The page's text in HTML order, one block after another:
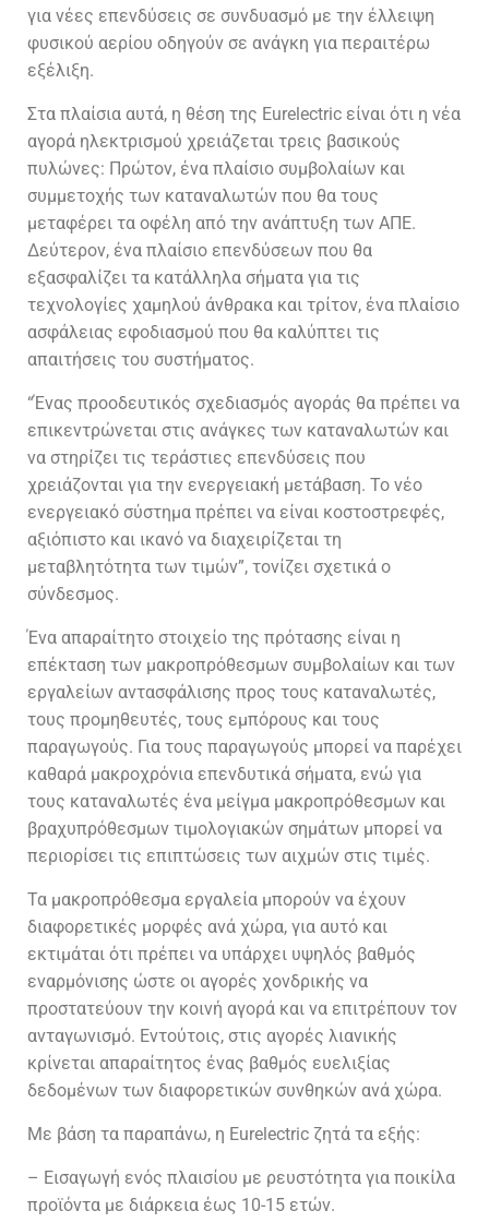
για νέες επενδύσεις σε συνδυασμό με την έλλειψη
φυσικού αερίου οδηγούν σε ανάγκη για περαιτέρω
εξέλιξη.
Στα πλαίσια αυτά, η θέση της Eurelectric είναι ότι η νέα
αγορά ηλεκτρισμού χρειάζεται τρεις βασικούς
πυλώνες: Πρώτον, ένα πλαίσιο συμβολαίων και
συμμετοχής των καταναλωτών που θα τους
μεταφέρει τα οφέλη από την ανάπτυξη των ΑΠΕ.
Δεύτερον, ένα πλαίσιο επενδύσεων που θα
εξασφαλίζει τα κατάλληλα σήματα για τις
τεχνολογίες χαμηλού άνθρακα και τρίτον, ένα πλαίσιο
ασφάλειας εφοδιασμού που θα καλύπτει τις
απαιτήσεις του συστήματος.
“Ένας προοδευτικός σχεδιασμός αγοράς θα πρέπει να
επικεντρώνεται στις ανάγκες των καταναλωτών και
να στηρίζει τις τεράστιες επενδύσεις που
χρειάζονται για την ενεργειακή μετάβαση. Το νέο
ενεργειακό σύστημα πρέπει να είναι κοστοστρεφές,
αξιόπιστο και ικανό να διαχειρίζεται τη
μεταβλητότητα των τιμών”, τονίζει σχετικά ο
σύνδεσμος.
Ένα απαραίτητο στοιχείο της πρότασης είναι η
επέκταση των μακροπρόθεσμων συμβολαίων και των
εργαλείων αντασφάλισης προς τους καταναλωτές,
τους προμηθευτές, τους εμπόρους και τους
παραγωγούς. Για τους παραγωγούς μπορεί να παρέχει
καθαρά μακροχρόνια επενδυτικά σήματα, ενώ για
τους καταναλωτές ένα μείγμα μακροπρόθεσμων και
βραχυπρόθεσμων τιμολογιακών σημάτων μπορεί να
περιορίσει τις επιπτώσεις των αιχμών στις τιμές.
Τα μακροπρόθεσμα εργαλεία μπορούν να έχουν
διαφορετικές μορφές ανά χώρα, για αυτό και
εκτιμάται ότι πρέπει να υπάρχει υψηλός βαθμός
εναρμόνισης ώστε οι αγορές χονδρικής να
προστατεύουν την κοινή αγορά και να επιτρέπουν τον
ανταγωνισμό. Εντούτοις, στις αγορές λιανικής
κρίνεται απαραίτητος ένας βαθμός ευελιξίας
δεδομένων των διαφορετικών συνθηκών ανά χώρα.
Με βάση τα παραπάνω, η Eurelectric ζητά τα εξής:
– Εισαγωγή ενός πλαισίου με ρευστότητα για ποικίλα
προϊόντα με διάρκεια έως 10-15 ετών.